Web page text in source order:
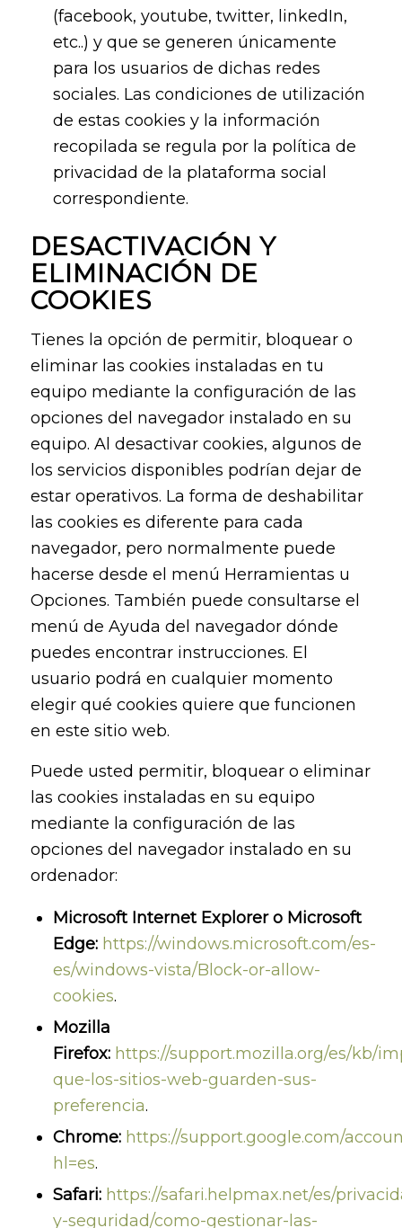
(facebook, youtube, twitter, linkedIn,
etc..) y que se generen únicamente
para los usuarios de dichas redes
sociales. Las condiciones de utilización
de estas cookies y la información
recopilada se regula por la política de
privacidad de la plataforma social
correspondiente.
DESACTIVACIÓN Y
ELIMINACIÓN DE
COOKIES
Tienes la opción de permitir, bloquear o
eliminar las cookies instaladas en tu
equipo mediante la configuración de las
opciones del navegador instalado en su
equipo. Al desactivar cookies, algunos de
los servicios disponibles podrían dejar de
estar operativos. La forma de deshabilitar
las cookies es diferente para cada
navegador, pero normalmente puede
hacerse desde el menú Herramientas u
Opciones. También puede consultarse el
menú de Ayuda del navegador dónde
puedes encontrar instrucciones. El
usuario podrá en cualquier momento
elegir qué cookies quiere que funcionen
en este sitio web.
Puede usted permitir, bloquear o eliminar
las cookies instaladas en su equipo
mediante la configuración de las
opciones del navegador instalado en su
ordenador:
Microsoft Internet Explorer o Microsoft
Edge: https://windows.microsoft.com/es-
es/windows-vista/Block-or-allow-
cookies.
Mozilla
Firefox: https://support.mozilla.org/es/kb/
que-los-sitios-web-guarden-sus-
preferencia.
Chrome: https://support.google.com/
hl=es.
Safari: https://safari.helpmax.net/es/
y-seguridad/como-gestionar-las-